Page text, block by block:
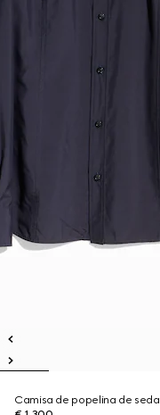
Camisa de popelina de seda